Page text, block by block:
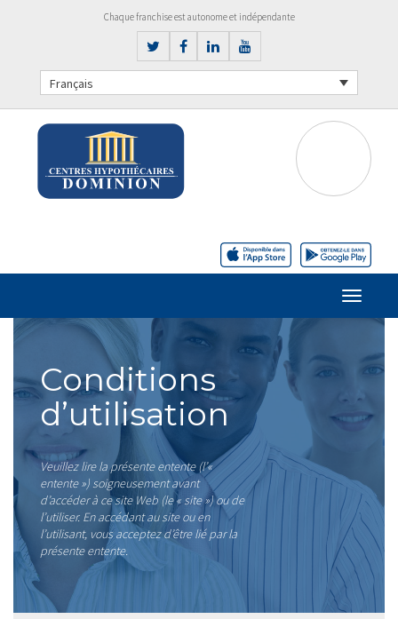
Chaque franchise est autonome et indépendante
Français
Conditions
d’utilisation
Veuillez lire la présente entente (l’«
entente ») soigneusement avant
d’accéder à ce site Web (le « site ») ou de
l’utiliser. En accédant au site ou en
l’utilisant, vous acceptez d’être lié par la
présente entente.